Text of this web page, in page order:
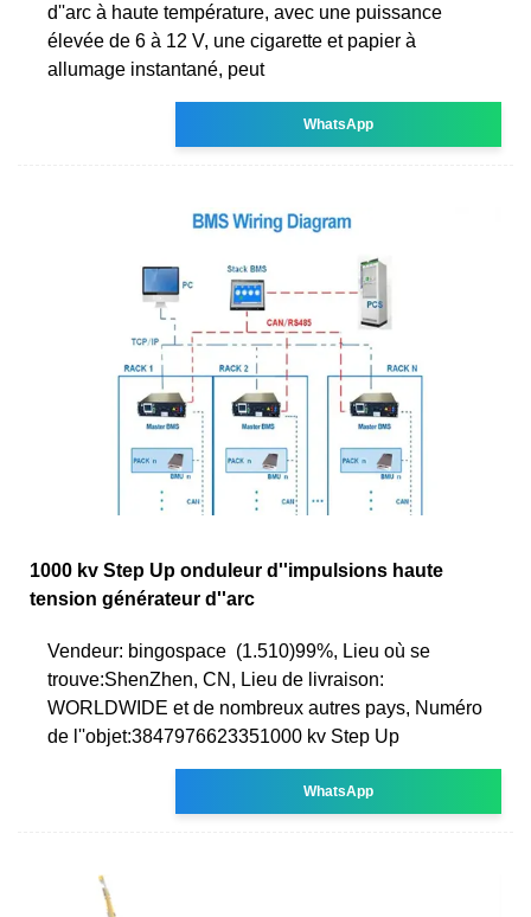
d''arc à haute température, avec une puissance
élevée de 6 à 12 V, une cigarette et papier à
allumage instantané, peut
WhatsApp
1000 kv Step Up onduleur d''impulsions haute
tension générateur d''arc
Vendeur: bingospace ️ (1.510)99%, Lieu où se
trouve:ShenZhen, CN, Lieu de livraison:
WORLDWIDE et de nombreux autres pays, Numéro
de l''objet:3847976623351000 kv Step Up
WhatsApp